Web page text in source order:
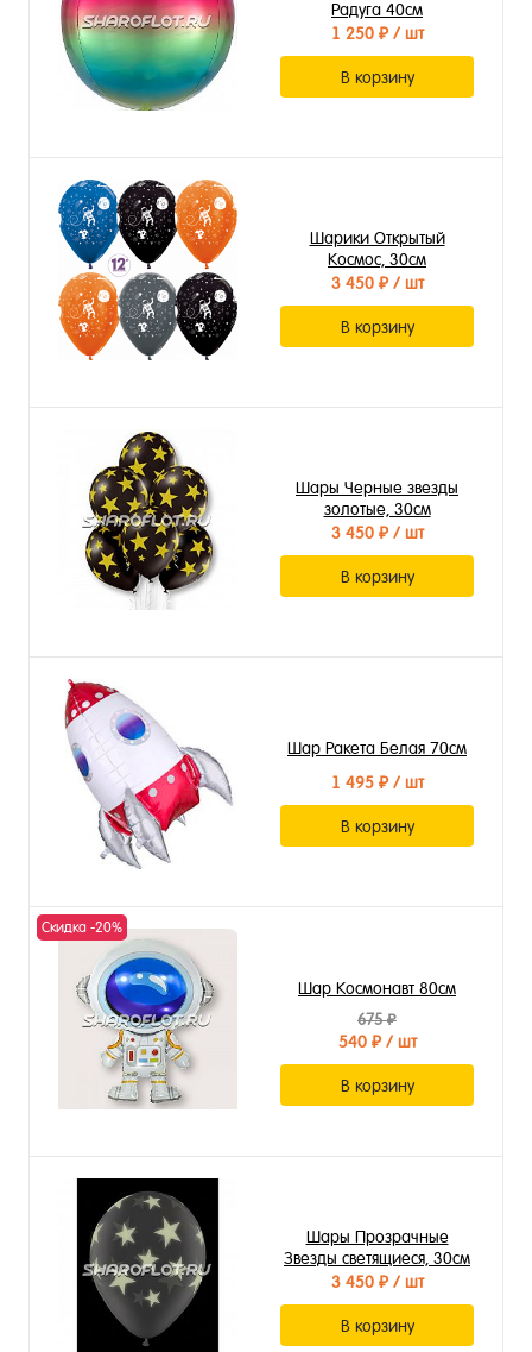
Радуга 40см
1 250 ₽/ шт
В корзину
Шарики Открытый
Космос, 30см
3 450 ₽/ шт
В корзину
Шары Черные звезды
золотые, 30см
3 450 ₽/ шт
В корзину
Шар Ракета Белая 70см
1 495 ₽/ шт
В корзину
Скидка -20%
Шар Космонавт 80см
675 ₽
540 ₽/ шт
В корзину
Шары Прозрачные
Звезды светящиеся, 30см
3 450 ₽/ шт
В корзину